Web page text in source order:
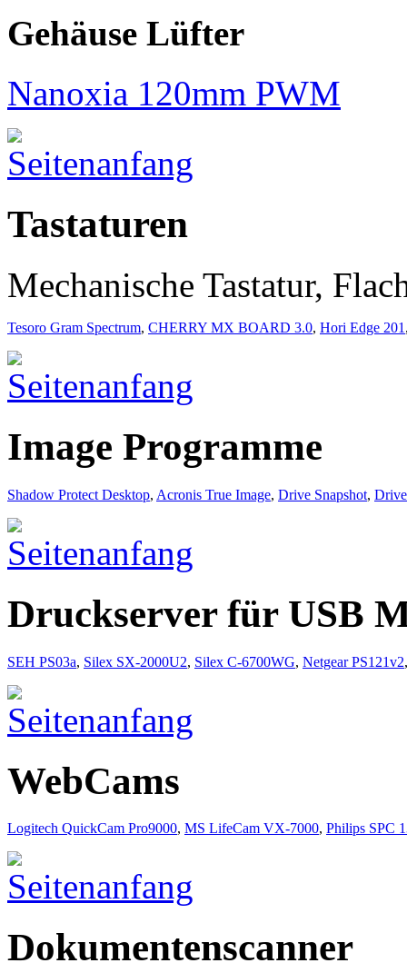
Gehäuse Lüfter
Nanoxia 120mm PWM
Tastaturen
Mechanische Tastatur,
Tesoro Gram Spectrum, CHERRY MX BOARD 3.0, Hori Edge 201
Image Programme
Shadow Protect Desktop, Acronis True Image, Drive Snapshot,
Druckserver für USB
SEH PS03a, Silex SX-2000U2, Silex C-6700WG, Netgear PS121v2
WebCams
Logitech QuickCam Pro9000, MS LifeCam VX-7000, Philips SPC
Dokumentenscanner